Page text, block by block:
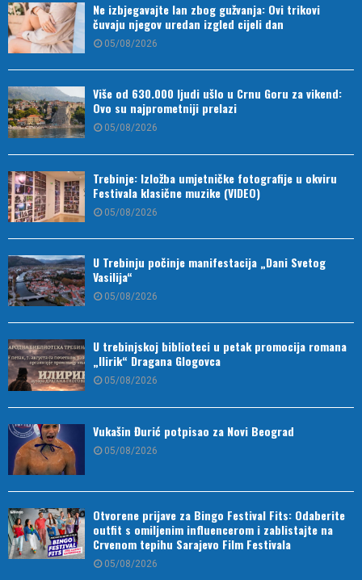
Ne izbjegavajte lan zbog gužvanja: Ovi trikovi
čuvaju njegov uredan izgled cijeli dan
05/08/2026
Više od 630.000 ljudi ušlo u Crnu Goru za vikend:
Ovo su najprometniji prelazi
05/08/2026
Trebinje: Izložba umjetničke fotografije u okviru
Festivala klasične muzike (VIDEO)
05/08/2026
U Trebinju počinje manifestacija „Dani Svetog
Vasilija“
05/08/2026
U trebinjskoj biblioteci u petak promocija romana
„Ilirik“ Dragana Glogovca
05/08/2026
Vukašin Đurić potpisao za Novi Beograd
05/08/2026
Otvorene prijave za Bingo Festival Fits: Odaberite
outfit s omiljenim influencerom i zablistajte na
Crvenom tepihu Sarajevo Film Festivala
05/08/2026